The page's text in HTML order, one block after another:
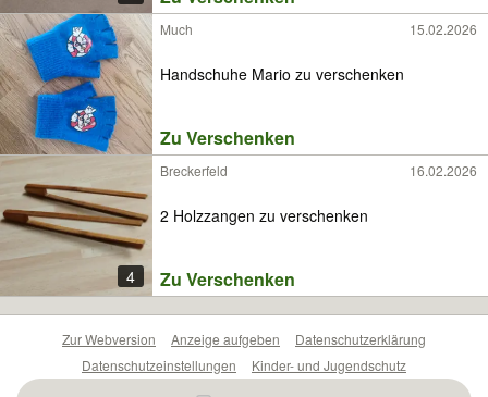
Much 15.02.2026
Handschuhe Mario zu verschenken
Zu Verschenken
4
Breckerfeld 16.02.2026
2 Holzzangen zu verschenken
Zu Verschenken
Zur Webversion Anzeige aufgeben
Datenschutzerklärung
Datenschutzeinstellungen
Kinder- und Jugendschutz
Barrierefreiheitserklärung